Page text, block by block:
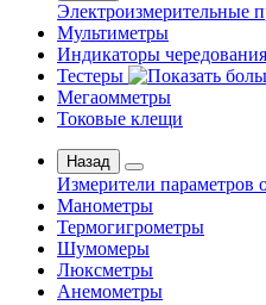
Электроизмерительные
Мультиметры
Индикаторы
Тестеры
Мегаомметры
Токовые клещи
Назад
Измерители
Манометры
Термогигрометры
Шумомеры
Люксметры
Анемометры